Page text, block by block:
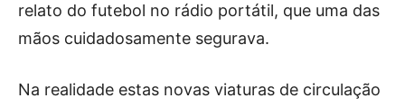
relato do futebol no rádio portátil, que uma das
mãos cuidadosamente segurava.
Na realidade estas novas viaturas de circulação